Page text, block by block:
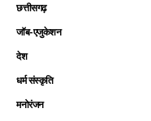
छत्तीसगढ़
जॉब-एजुकेशन
देश
धर्म संस्कृति
मनोरंजन